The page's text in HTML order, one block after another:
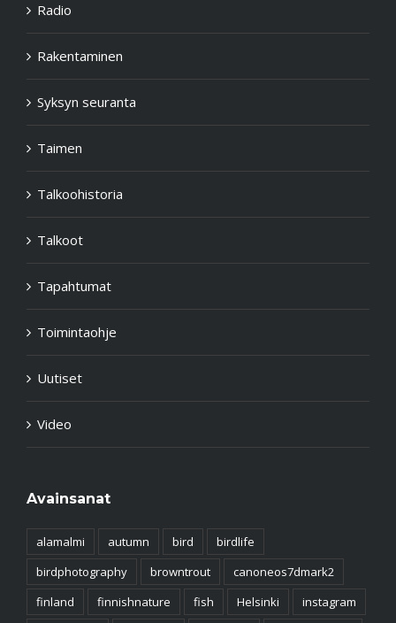
Radio
Rakentaminen
Syksyn seuranta
Taimen
Talkoohistoria
Talkoot
Tapahtumat
Toimintaohje
Uutiset
Video
Avainsanat
alamalmi autumn bird
birdlife
birdphotography
browntrout
canoneos7dmark2
finland
finnishnature fish Helsinki
instagram